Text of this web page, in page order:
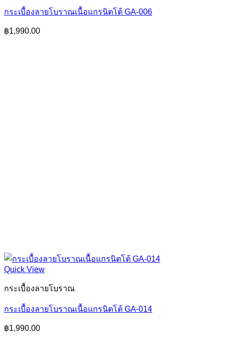
กระเบื้องลายโบราณเนื้อแกรนิตโต้ GA-006
฿1,990.00
Quick View
กระเบื้องลายโบราณ
กระเบื้องลายโบราณเนื้อแกรนิตโต้ GA-014
฿1,990.00